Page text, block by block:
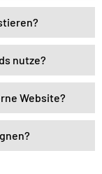
nutze?
Website?